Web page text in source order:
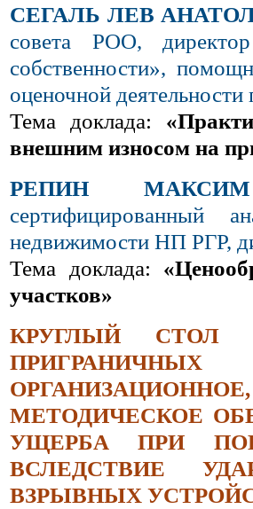
СЕГАЛЬ ЛЕВ
совета РОО,
собственности»,
оценочной
Тема доклада:
внешним износом на
РЕПИН
сертифицированный
недвижимости НП РГР,
Тема доклада:
участков»
КРУГЛЫЙ СТОЛ
МЕТОДИЧЕСКОЕ
УЩЕРБА ПРИ
ВСЛЕДСТВИЕ
ВЗРЫВНЫХ